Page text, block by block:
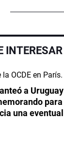
INTERESAR
a Uruguay
para
una eventual